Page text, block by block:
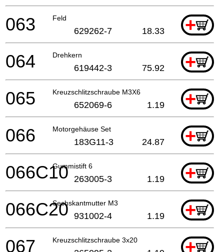
Feld +
063 629262-7 18.33
Drehkern +
064 619442-3 75.92
Kreuzschlitzschraube M3X6 +
065 652069-6 1.19
Motorgehäuse Set +
066 183G11-3 24.87
Gummistift 6 +
066C10 263005-3 1.19
Sechskantmutter M3 +
066C20 931002-4 1.19
Kreuzschlitzschraube 3x20 +
067